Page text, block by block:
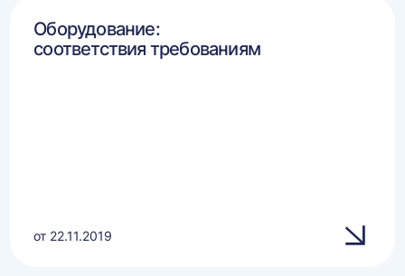
Оборудование:
соответствия требованиям
от 22.11.2019